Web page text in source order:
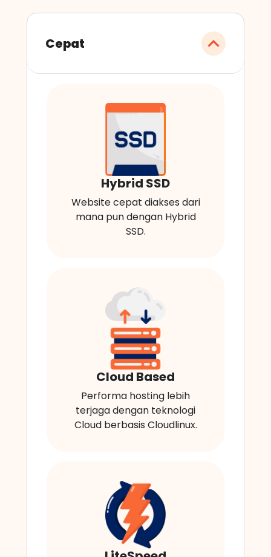
Cepat
Hybrid SSD
Website cepat diakses dari
mana pun dengan Hybrid
SSD.
Cloud Based
Performa hosting lebih
terjaga dengan teknologi
Cloud berbasis Cloudlinux.